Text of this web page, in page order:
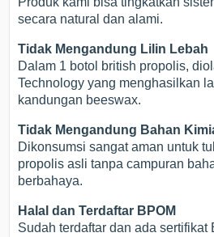
secara natural dan alami.
Tidak Mengandung Lilin Lebah
Dalam 1 botol british propolis,
Technology yang menghasilkan
kandungan beeswax.
Tidak Mengandung Bahan
Dikonsumsi sangat aman untuk
propolis asli tanpa campuran
berbahaya.
Halal dan Terdaftar BPOM
Sudah terdaftar dan ada sertifikat